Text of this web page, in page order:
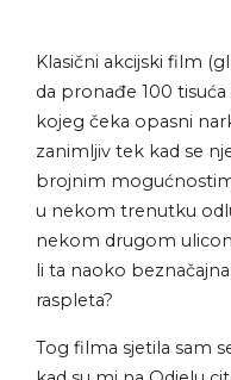
Klasični akcijski film
da pronađe 100
kojeg čeka opasni
zanimljiv tek kad se
brojnim
u nekom trenutku
nekom drugom
li ta naoko
raspleta?
Tog filma sjetila sam